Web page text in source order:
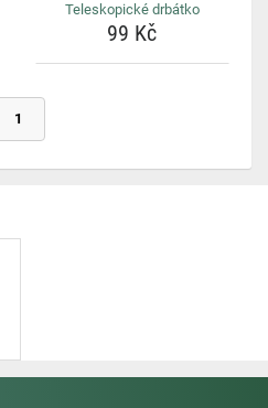
Teleskopické drbátko
99 Kč
1